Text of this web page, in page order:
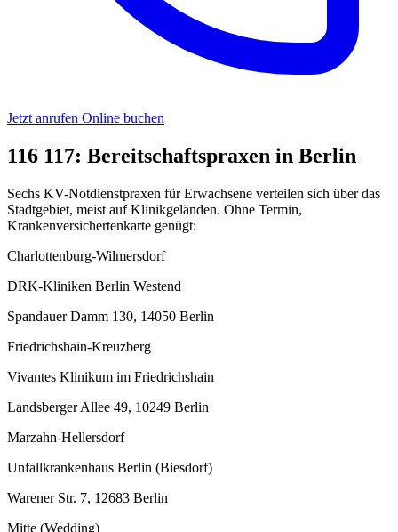
Jetzt anrufen Online buchen
116 117: Bereitschaftspraxen in Berlin
Sechs KV-Notdienstpraxen für Erwachsene verteilen sich über das
Stadtgebiet, meist auf Klinikgeländen. Ohne Termin,
Krankenversichertenkarte genügt:
Charlottenburg-Wilmersdorf
DRK-Kliniken Berlin Westend
Spandauer Damm 130, 14050 Berlin
Friedrichshain-Kreuzberg
Vivantes Klinikum im Friedrichshain
Landsberger Allee 49, 10249 Berlin
Marzahn-Hellersdorf
Unfallkrankenhaus Berlin (Biesdorf)
Warener Str. 7, 12683 Berlin
Mitte (Wedding)